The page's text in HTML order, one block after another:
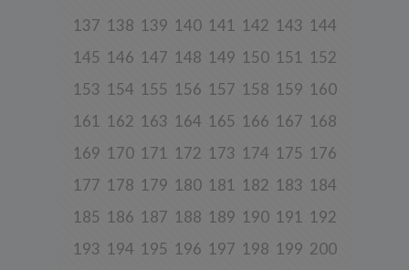
137 138 139 140 141 142 143 144
145 146 147 148 149 150 151 152
153 154 155 156 157 158 159 160
161 162 163 164 165 166 167 168
169 170 171 172 173 174 175 176
177 178 179 180 181 182 183 184
185 186 187 188 189 190 191 192
193 194 195 196 197 198 199 200
Niniejsza Polityka dotyczy przetwarzania danych osobowych,
których administratorem jest Cleaner Energy spółka z ograniczoną
odpowiedzialnością sp. k. z siedzibą w Warszawie, przy ul.
przedsiębiorców Krajowego Rejestru Sądowego, prowadzonego
Wydział Gospodarczy Krajowego Rejestru Sądowego za numerem
KRS 0000770248, REGON 382497533, NIP 1132992861
”).
sposobach przetwarzania danych osobowych użytkowników.
W sprawach ochrony swoich danych osobowych możesz
skontaktować się z nami:
a) pod adresem e-mail:rodo@cleanerenergy.pl
b) pisemnie na adres siedziby Spółki.